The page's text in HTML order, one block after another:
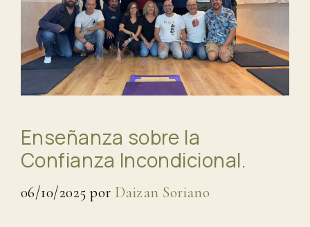
Enseñanza sobre la
Confianza Incondicional.
06/10/2025 por Daizan Soriano